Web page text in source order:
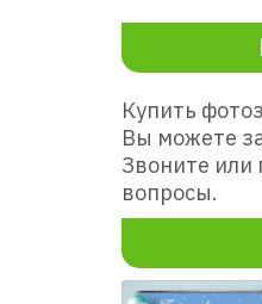
Купить
Вы можете
Звоните
вопросы.